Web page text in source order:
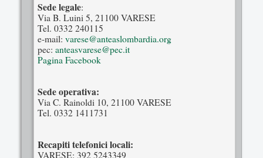
Sede legale:
Via B. Luini 5, 21100 VARESE
Tel. 0332 240115
e-mail: varese@anteaslombardia.org
pec: anteasvarese@pec.it
Pagina Facebook
Sede operativa:
Via C. Rainoldi 10, 21100 VARESE
Tel. 0332 1411731
Recapiti telefonici locali:
VARESE: 392 5243349